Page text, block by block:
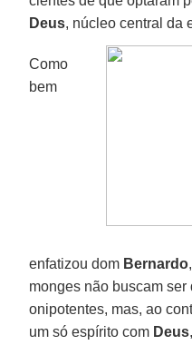
Deus, núcleo central da
Como
bem
enfatizou dom Bernardo
monges não buscam
onipotentes, mas, ao
um só espírito com Deus